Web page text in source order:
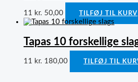
11 kr. 50,00 TILFØJ TIL KURV
Tapas 10 forskellige
11 kr. 180,00 TILFØJ TIL